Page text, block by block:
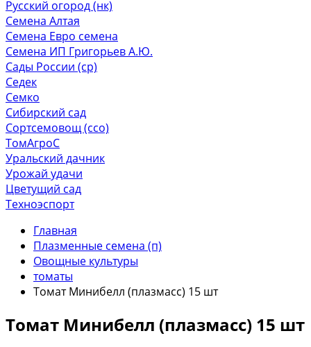
Русский огород (нк)
Семена Алтая
Семена Евро семена
Семена ИП Григорьев А.Ю.
Сады России (ср)
Седек
Семко
Сибирский сад
Сортсемовощ (ссо)
ТомАгроС
Уральский дачник
Урожай удачи
Цветущий сад
Техноэспорт
Главная
Плазменные семена (п)
Овощные культуры
томаты
Томат Минибелл (плазмасс) 15 шт
Томат Минибелл (плазмасс) 15 шт